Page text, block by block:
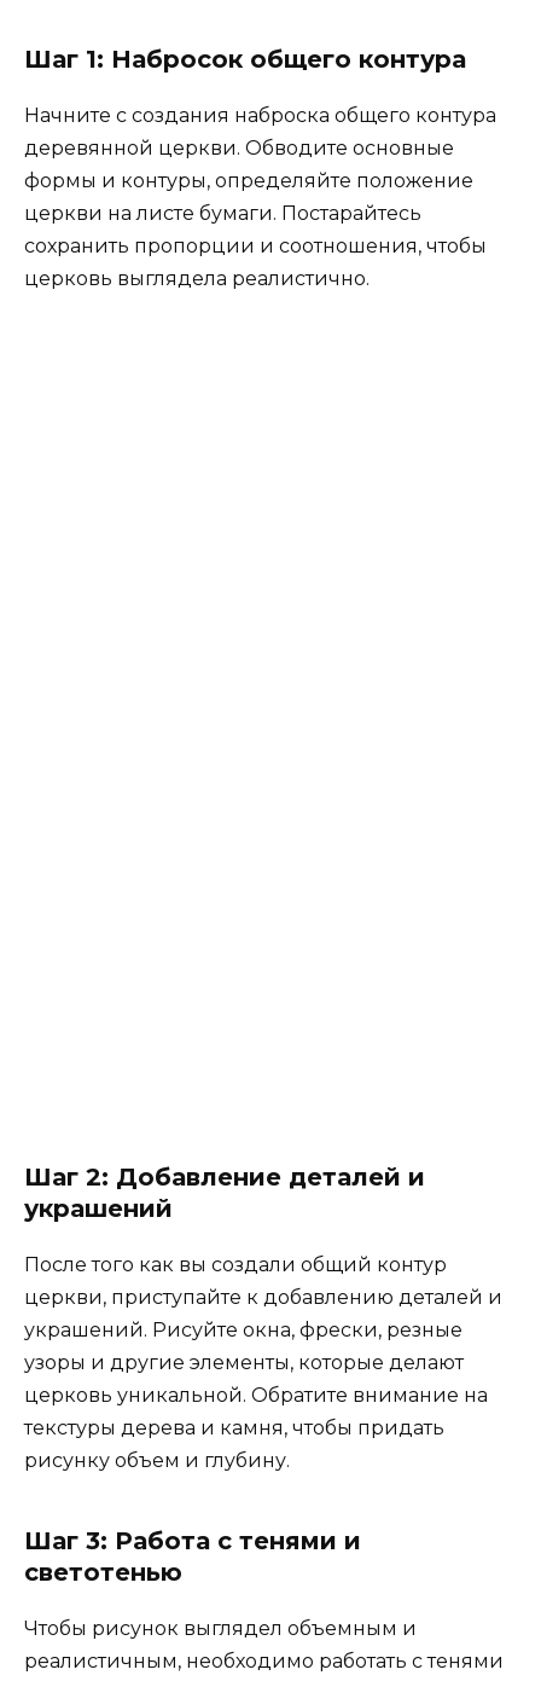
Шаг 1: Набросок общего контура
Начните с создания наброска общего контура
деревянной церкви. Обводите основные
формы и контуры, определяйте положение
церкви на листе бумаги. Постарайтесь
сохранить пропорции и соотношения, чтобы
церковь выглядела реалистично.
Шаг 2: Добавление деталей и
украшений
После того как вы создали общий контур
церкви, приступайте к добавлению деталей и
украшений. Рисуйте окна, фрески, резные
узоры и другие элементы, которые делают
церковь уникальной. Обратите внимание на
текстуры дерева и камня, чтобы придать
рисунку объем и глубину.
Шаг 3: Работа с тенями и
светотенью
Чтобы рисунок выглядел объемным и
реалистичным, необходимо работать с тенями